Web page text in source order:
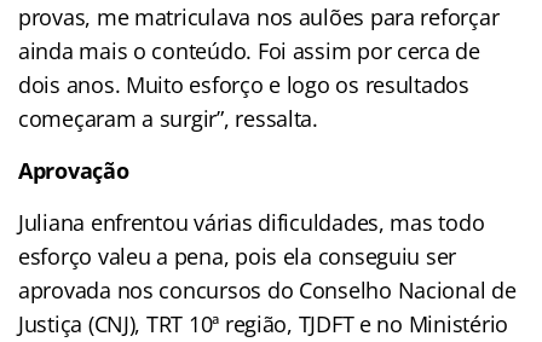
provas, me matriculava nos aulões para reforçar
ainda mais o conteúdo. Foi assim por cerca de
dois anos. Muito esforço e logo os resultados
começaram a surgir”, ressalta.
Aprovação
Juliana enfrentou várias dificuldades, mas todo
esforço valeu a pena, pois ela conseguiu ser
aprovada nos concursos do Conselho Nacional de
Justiça (CNJ), TRT 10ª região, TJDFT e no Ministério